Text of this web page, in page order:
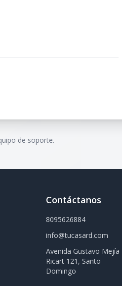
de soporte.
Contáctanos
8095626884
info@tucasard.com
Avenida Gustavo Mejía
Ricart 121, Santo
Domingo